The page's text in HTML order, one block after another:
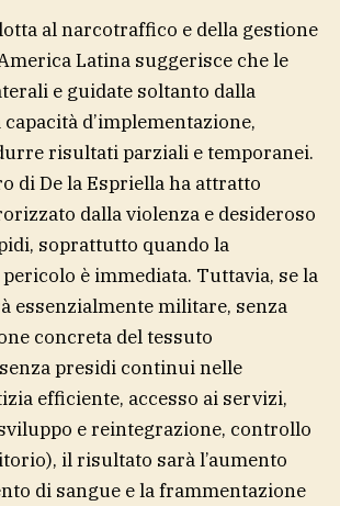
al narcotraffico e della gestione
Latina suggerisce che le
e guidate soltanto dalla
d’implementazione,
risultati parziali e temporanei.
di De la Espriella ha attratto
dalla violenza e desideroso
soprattutto quando la
è immediata. Tuttavia, se la
essenzialmente militare, senza
concreta del tessuto
presidi continui nelle
efficiente, accesso ai servizi,
e reintegrazione, controllo
il risultato sarà l’aumento
di sangue e la frammentazione